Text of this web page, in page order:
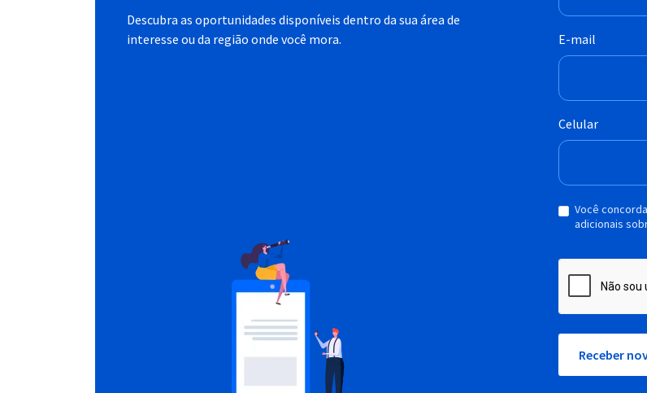
Descubra as oportunidades disponíveis dentro da sua área de
interesse ou da região onde você mora.
E-mail
Celular
Você
adicionais
Receber